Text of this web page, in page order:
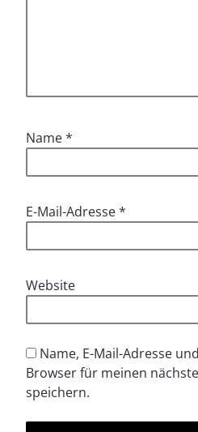
Name*
E-Mail-Adresse*
Website
Name, E-Mail-Adresse
Browser für meinen
speichern.